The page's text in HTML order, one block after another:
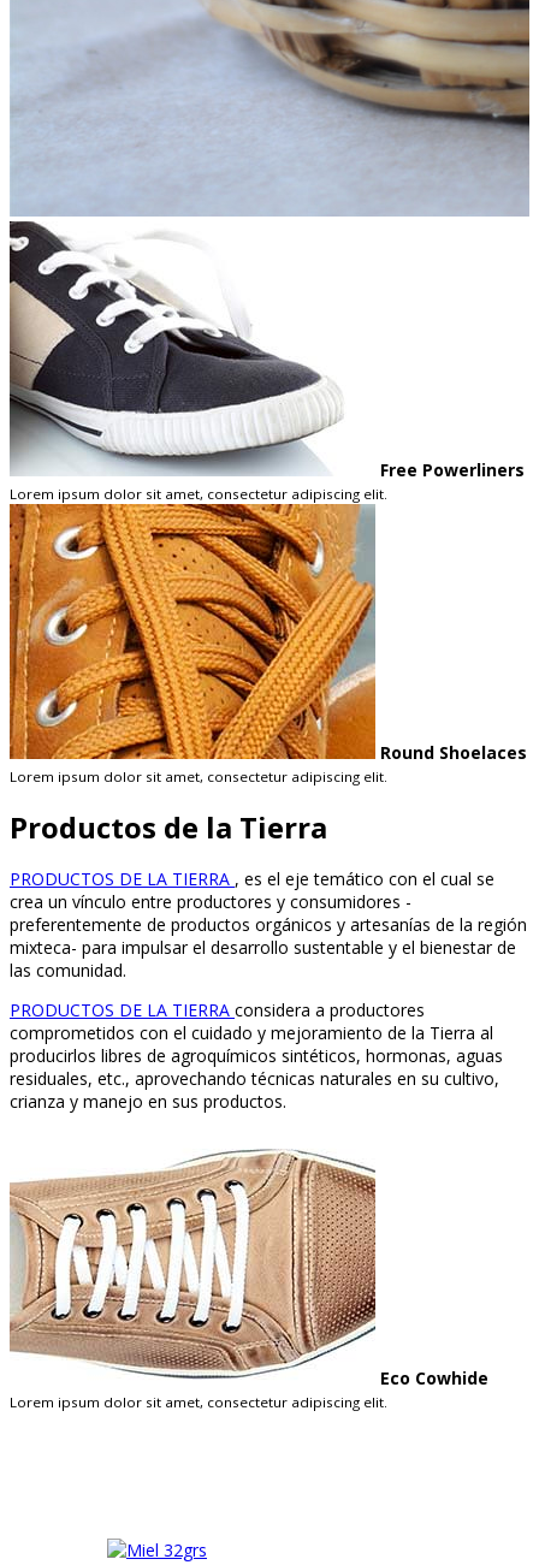
Free Powerliners
Lorem ipsum dolor sit amet, consectetur adipiscing elit.
Round Shoelaces
Lorem ipsum dolor sit amet, consectetur adipiscing elit.
Productos de la Tierra
PRODUCTOS DE LA TIERRA , es el eje temático con el cual se
crea un vínculo entre productores y consumidores -
preferentemente de productos orgánicos y artesanías de la región
mixteca- para impulsar el desarrollo sustentable y el bienestar de
las comunidad.
PRODUCTOS DE LA TIERRA considera a productores
comprometidos con el cuidado y mejoramiento de la Tierra al
producirlos libres de agroquímicos sintéticos, hormonas, aguas
residuales, etc., aprovechando técnicas naturales en su cultivo,
crianza y manejo en sus productos.
Eco Cowhide
Lorem ipsum dolor sit amet, consectetur adipiscing elit.